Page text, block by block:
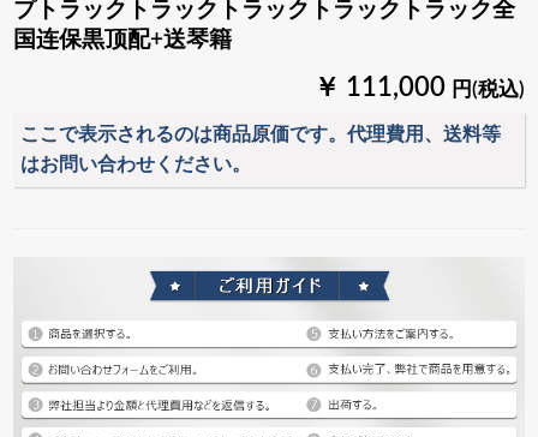
プトラックトラックトラックトラックトラック全
国连保黒顶配+送琴籍
￥ 111,000 円(税込)
ここで表示されるのは商品原価です。代理費用、送料等
はお問い合わせください。